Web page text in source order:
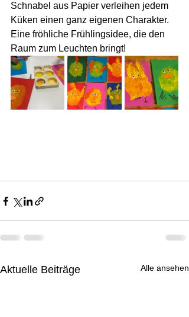
Schnabel aus Papier verleihen jedem
Küken einen ganz eigenen Charakter.
Eine fröhliche Frühlingsidee, die den
Raum zum Leuchten bringt!
Aktuelle Beiträge Alle ansehen